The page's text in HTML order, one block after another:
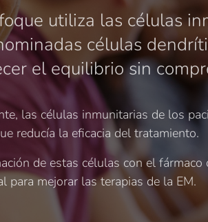
utiliza las células
células
el equilibrio sin
las células inmunitarias de los
reducía la eficacia del tratamiento.
de estas células con el
para mejorar las terapias de la EM.